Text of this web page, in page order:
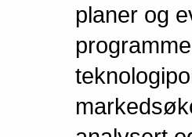
planer og